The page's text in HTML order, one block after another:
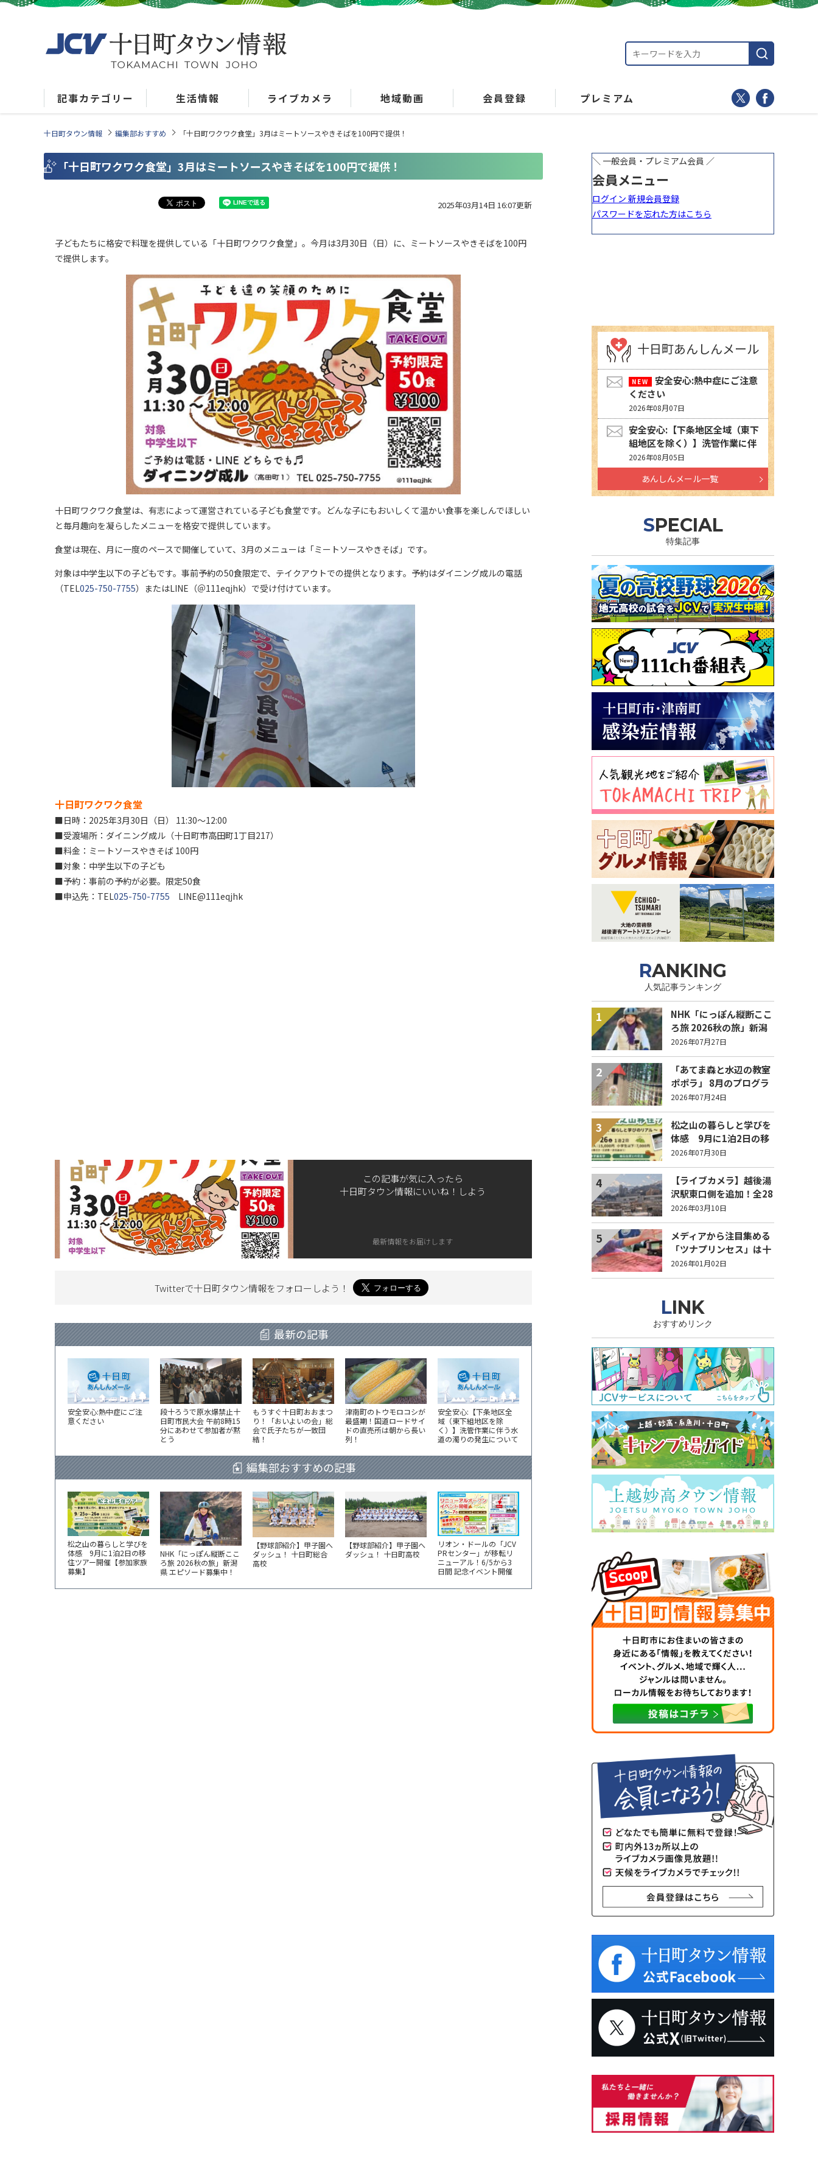
記事カテゴリー 生活情報 ライブカメラ 地域動画 会員登録 プレミアム
十日町タウン情報 編集部おすすめ 「十日町ワクワク食堂」3月はミートソースやきそばを100円で提供！
「十日町ワクワク食堂」3月はミートソースやきそばを100円で提供！
2025年03月14日 16:07更新
子どもたちに格安で料理を提供している「十日町ワクワク食堂」。今月は3月30日（日）に、ミートソースやきそばを100円
で提供します。
十日町ワクワク食堂は、有志によって運営されている子ども食堂です。どんな子にもおいしくて温かい食事を楽しんでほしい
と毎月趣向を凝らしたメニューを格安で提供しています。
食堂は現在、月に一度のペースで開催していて、3月のメニューは「ミートソースやきそば」です。
対象は中学生以下の子どもです。事前予約の50食限定で、テイクアウトでの提供となります。予約はダイニング成ルの電話
（TEL025-750-7755）またはLINE（＠111eqjhk）で受け付けています。
十日町ワクワク食堂
■日時：2025年3月30日（日） 11:30～12:00
■受渡場所：ダイニング成ル（十日町市高田町1丁目217）
■料金：ミートソースやきそば 100円
■対象：中学生以下の子ども
■予約：事前の予約が必要。限定50食
■申込先：TEL025-750-7755 LINE@111eqjhk
この記事が気に入ったら
十日町タウン情報にいいね！しよう
最新情報をお届けします
Twitterで十日町タウン情報をフォローしよう！
最新の記事
安全安心:熱中症にご注
意ください
段十ろうで原水爆禁止十
日町市民大会 午前8時15
分にあわせて参加者が黙
とう
もうすぐ十日町おおまつ
り！「おいよいの会」総
会で氏子たちが一致団
結！
津南町のトウモロコシが
最盛期！国道ロードサイ
ドの直売所は朝から長い
列！
安全安心:【下条地区全
域（東下組地区を除
く）】洗管作業に伴う水
道の濁りの発生について
編集部おすすめの記事
松之山の暮らしと学びを
体感 9月に1泊2日の移
住ツアー開催【参加家族
募集】
NHK「にっぽん縦断ここ
ろ旅 2026秋の旅」新潟
県 エピソード募集中！
【野球部紹介】甲子園へ
ダッシュ！ 十日町総合
高校
【野球部紹介】甲子園へ
ダッシュ！ 十日町高校
リオン・ドールの「JCV
PRセンター」が移転リ
ニューアル！6/5から3
日間 記念イベント開催
十日町あんしんメール
安全安心:熱中症にご注意
ください
2026年08月07日
安全安心:【下条地区全域（東下
組地区を除く）】洗管作業に伴
う水道の濁りの発生について
2026年08月05日
あんしんメール一覧
SPECIAL
特集記事
RANKING
人気記事ランキング
1
NHK「にっぽん縦断ここ
ろ旅 2026秋の旅」新潟
県 エピソード募集中！
2026年07月27日
2
「あてま森と水辺の教室
ポポラ」 8月のプログラ
ムを紹介
2026年07月24日
3
松之山の暮らしと学びを
体感 9月に1泊2日の移
住ツアー開催【参加家族
募集】
2026年07月30日
4
【ライブカメラ】越後湯
沢駅東口側を追加！全28
か所に
2026年03月10日
5
メディアから注目集める
「ツナプリンセス」は十
日町出身！築地で働く高
橋李奈さん
2026年01月02日
LINK
おすすめリンク